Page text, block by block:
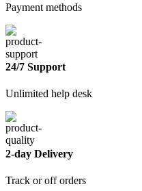
Payment methods
24/7 Support
Unlimited help desk
2-day Delivery
Track or off orders